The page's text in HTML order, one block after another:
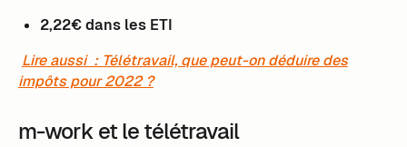
2,22€ dans les ETI
Lire aussi : Télétravail, que peut-on déduire des
impôts pour 2022 ?
m-work et le télétravail